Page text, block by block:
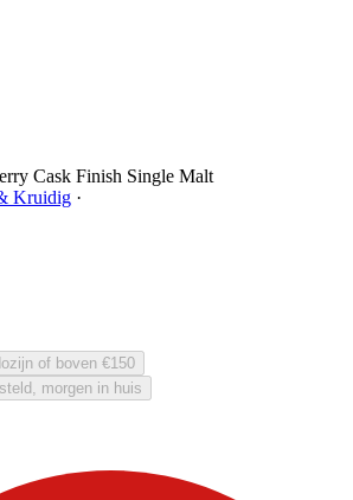
Cask Finish Single Malt
Kruidig ·
of boven €150
morgen in huis